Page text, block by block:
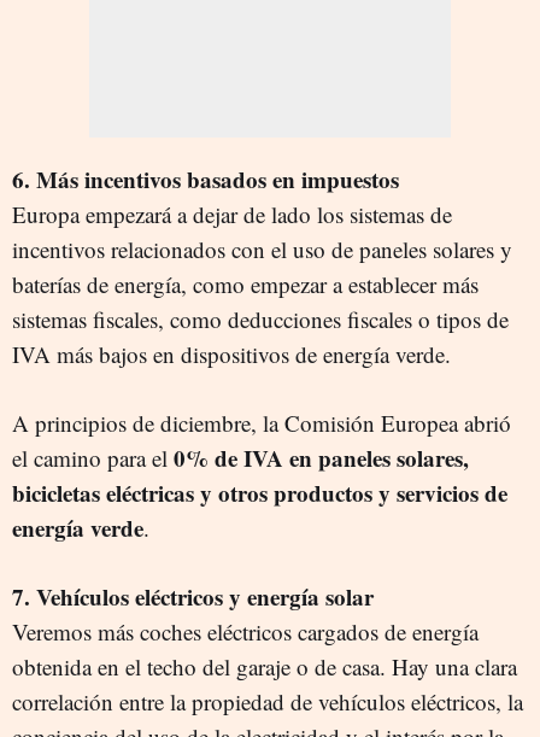
6. Más incentivos basados en impuestos
Europa empezará a dejar de lado los sistemas de
incentivos relacionados con el uso de paneles solares y
baterías de energía, como empezar a establecer más
sistemas fiscales, como deducciones fiscales o tipos de
IVA más bajos en dispositivos de energía verde.
A principios de diciembre, la Comisión Europea abrió
el camino para el 0% de IVA en paneles solares,
bicicletas eléctricas y otros productos y servicios de
energía verde.
7. Vehículos eléctricos y energía solar
Veremos más coches eléctricos cargados de energía
obtenida en el techo del garaje o de casa. Hay una clara
correlación entre la propiedad de vehículos eléctricos, la